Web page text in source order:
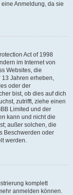
Anmeldung, da sie
Act of 1998
im Internet von
Websites, die
Jahren erheben,
oder der
bist, ob dies auf dich
zutrifft, ziehe einen
Limited und der
kann und nicht die
außer solchen, die
Beschwerden oder
werden.
komplett
anmelden können.